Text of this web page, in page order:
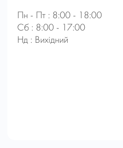
Пн - Пт : 8:00 - 18:00
Сб : 8:00 - 17:00
Нд : Вихідний